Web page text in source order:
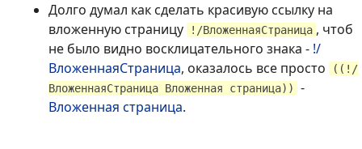
Долго думал как сделать красивую ссылку на
вложенную страницу
!/ВложеннаяСтраница , чтоб
не было видно восклицательного знака - !/
ВложеннаяСтраница, оказалось все просто
((!/
ВложеннаяСтраница Вложенная страница))
-
Вложенная страница.